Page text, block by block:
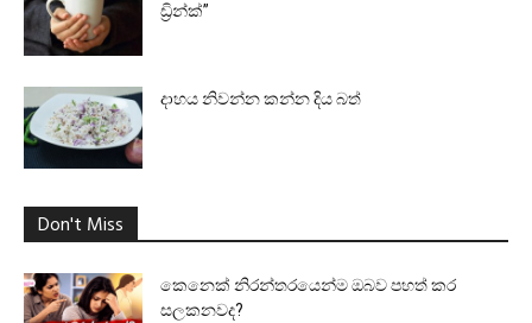
ඩ්‍රින්ක්”
දාහය නිවන්න කන්න දිය බත්
Don't Miss
කෙනෙක් නිරන්තරයෙන්ම ඔබව පහත් කර
සලකනවද?